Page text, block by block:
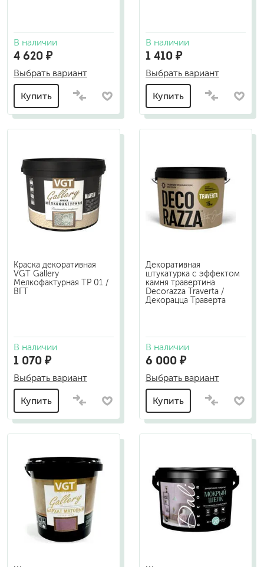
В наличии
4 620 ₽
Выбрать вариант
Купить
В наличии
1 410 ₽
Выбрать вариант
Купить
Краска декоративная
VGT Gallery
Мелкофактурная TP 01 /
ВГТ
В наличии
1 070 ₽
Выбрать вариант
Купить
Декоративная
штукатурка с эффектом
камня травертина
Decorazza Traverta /
Декорацца Траверта
В наличии
6 000 ₽
Выбрать вариант
Купить